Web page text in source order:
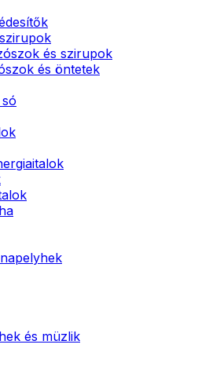
és szirupok
és öntetek
és müzlik